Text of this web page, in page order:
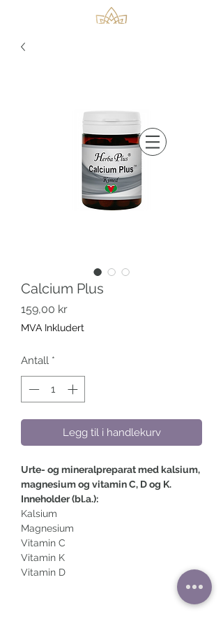
Calcium Plus
159,00 krPris
MVA Inkludert
Antall *
Legg til i handlekurv
Urte- og mineralpreparat med kalsium,
magnesium og vitamin C, D og K.
Inneholder (bl.a.):
Kalsium
Magnesium
Vitamin C
Vitamin K
Vitamin D